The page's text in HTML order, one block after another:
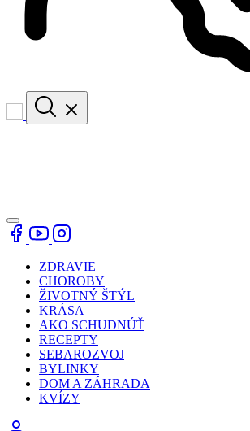
ZDRAVIE
CHOROBY
ŽIVOTNÝ ŠTÝL
KRÁSA
AKO SCHUDNÚŤ
RECEPTY
SEBAROZVOJ
BYLINKY
DOM A ZÁHRADA
KVÍZY